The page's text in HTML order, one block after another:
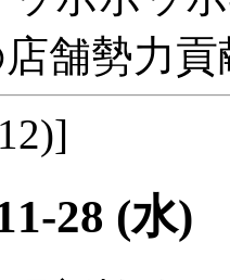
店舗勢力
28 (水)